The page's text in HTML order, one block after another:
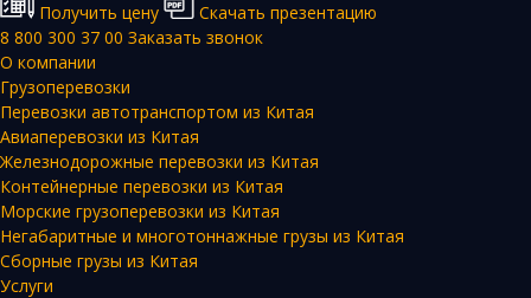
Получить цену
Скачать презентацию
8 800 300 37 00 Заказать звонок
О компании
Грузоперевозки
Перевозки автотранспортом из Китая
Авиаперевозки из Китая
Железнодорожные перевозки из Китая
Контейнерные перевозки из Китая
Морские грузоперевозки из Китая
Негабаритные и многотоннажные грузы из Китая
Сборные грузы из Китая
Услуги